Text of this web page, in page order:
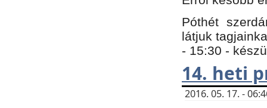
Póthét
látjuk
- 15:30 -
14. heti
2016. 05. 17. -